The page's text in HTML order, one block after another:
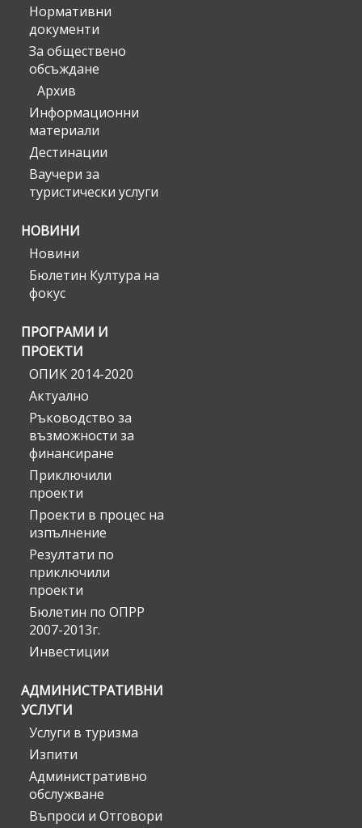
Нормативни
документи
За обществено
обсъждане
Архив
Информационни
материали
Дестинации
Ваучери за
туристически услуги
НОВИНИ
Новини
Бюлетин Култура на
фокус
ПРОГРАМИ И
ПРОЕКТИ
ОПИК 2014-2020
Актуално
Ръководство за
възможности за
финансиране
Приключили
проекти
Проекти в процес на
изпълнение
Резултати по
приключили
проекти
Бюлетин по ОПРР
2007-2013г.
Инвестиции
АДМИНИСТРАТИВНИ
УСЛУГИ
Услуги в туризма
Изпити
Административно
обслужване
Въпроси и Отговори